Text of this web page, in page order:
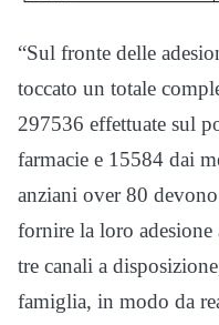
“Sul fronte delle
toccato un totale
297536 effettuate sul
farmacie e 15584 dai
anziani over 80
fornire la loro adesione
tre canali a
famiglia, in modo da